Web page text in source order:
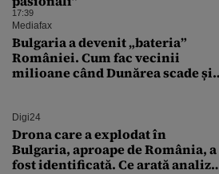
17:39
Mediafax
Bulgaria a devenit „bateria”
României. Cum fac vecinii
milioane când Dunărea scade și
Digi24
Drona care a explodat în
Bulgaria, aproape de România, a
fost identificată. Ce arată analiza